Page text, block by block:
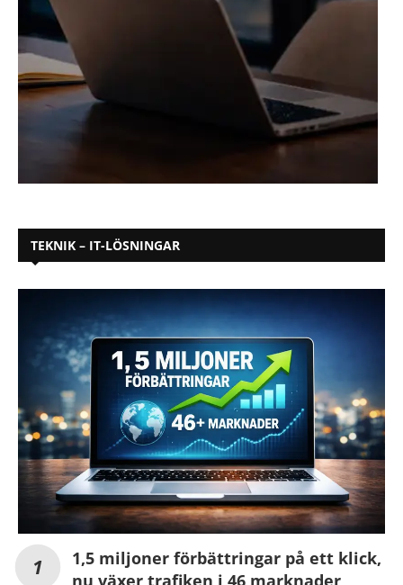
TEKNIK – IT-LÖSNINGAR
1,5 miljoner förbättringar på ett klick,